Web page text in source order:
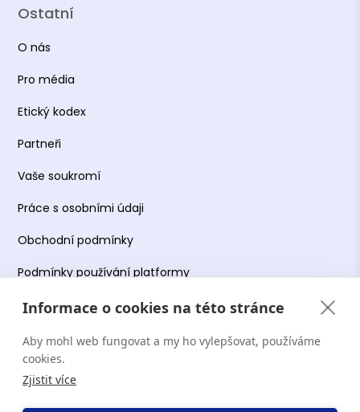
Informace o cookies na této stránce
Aby mohl web fungovat a my ho vylepšovat, používáme
cookies.
Zjistit více
Ostatní
O nás
Pro média
Etický kodex
Partneři
Vaše soukromí
Práce s osobními údaji
Obchodní podmínky
Podmínky používání platformy
Copyright Terapie CZ s.r.o. 2026. Všechna práva
vyhrazena. Web provozuje Terapie CZ s.r.o. IČO: